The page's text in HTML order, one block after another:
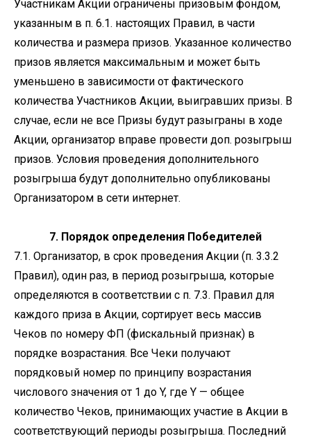
Участникам Акции ограничены призовым фондом,
указанным в п. 6.1. настоящих Правил, в части
количества и размера призов. Указанное количество
призов является максимальным и может быть
уменьшено в зависимости от фактического
количества Участников Акции, выигравших призы. В
случае, если не все Призы будут разыграны в ходе
Акции, организатор вправе провести доп. розыгрыш
призов. Условия проведения дополнительного
розыгрыша будут дополнительно опубликованы
Организатором в сети интернет.
7. Порядок определения Победителей
7.1. Организатор, в срок проведения Акции (п. 3.3.2
Правил), один раз, в период розыгрыша, которые
определяются в соответствии с п. 7.3. Правил для
каждого приза в Акции, сортирует весь массив
Чеков по номеру ФП (фискальный признак) в
порядке возрастания. Все Чеки получают
порядковый номер по принципу возрастания
числового значения от 1 до Y, где Y — общее
количество Чеков, принимающих участие в Акции в
соответствующий периоды розыгрыша. Последний